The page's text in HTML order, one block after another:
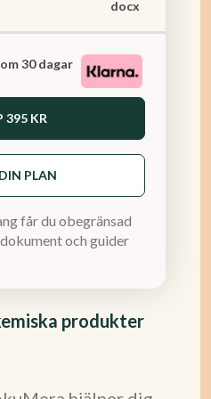
produkter
docx
30 dagar
395 KR
PLAN
får du obegränsad
och guider